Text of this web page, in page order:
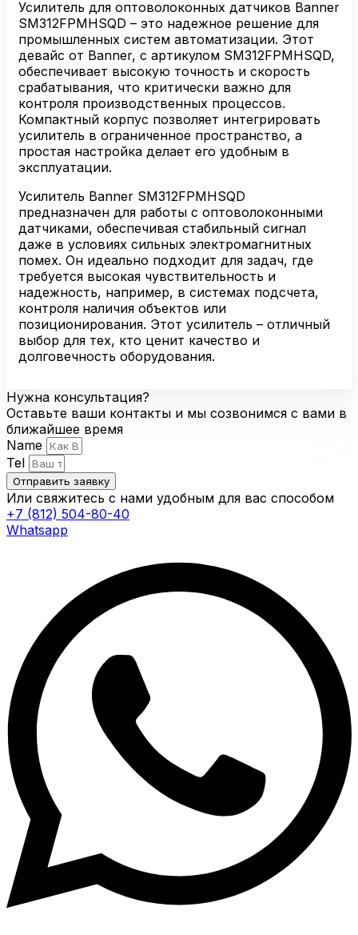
Banner
SM312FPMHSQD
Усилитель для оптоволоконных датчиков Banner
SM312FPMHSQD – это надежное решение для
промышленных систем автоматизации. Этот
девайс от Banner, с артикулом SM312FPMHSQD,
обеспечивает высокую точность и скорость
срабатывания, что критически важно для
контроля производственных процессов.
Компактный корпус позволяет интегрировать
усилитель в ограниченное пространство, а
простая настройка делает его удобным в
эксплуатации.
Усилитель Banner SM312FPMHSQD
предназначен для работы с оптоволоконными
датчиками, обеспечивая стабильный сигнал
даже в условиях сильных электромагнитных
помех. Он идеально подходит для задач, где
требуется высокая чувствительность и
надежность, например, в системах подсчета,
контроля наличия объектов или
позиционирования. Этот усилитель – отличный
выбор для тех, кто ценит качество и
долговечность оборудования.
Нужна консультация?
Оставьте ваши контакты и мы созвонимся с вами в
ближайшее время
Name
Tel
Отправить заявку
Или свяжитесь с нами удобным для вас способом
+7 (812) 504-80-40
Whatsapp